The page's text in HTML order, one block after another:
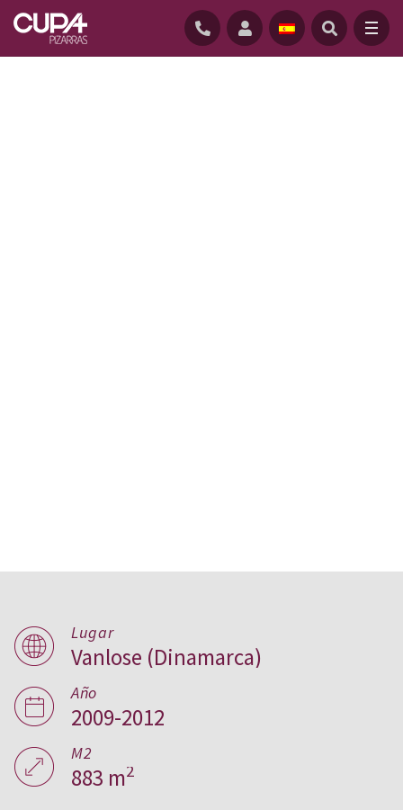
Tandrupkollegiet,
Dinamarca
Lugar
Vanlose (Dinamarca)
Año
2009-2012
M2
883 m2